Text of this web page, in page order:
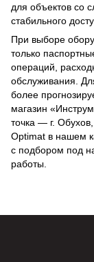
для объектов со
стабильного
При выборе
только
операций,
обслуживания.
более
магазин
точка — г.
Optimat в нашем
с подбором под
работы.